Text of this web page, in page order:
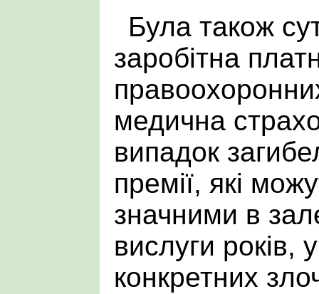
Була також
заробітна
медична
випадок
премії, які
значними в
вислуги років,
конкретних